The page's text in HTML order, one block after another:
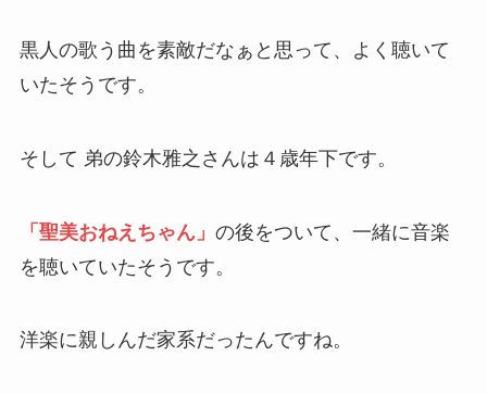
黒人の歌う曲を素敵だなぁと思って、よく聴いて
いたそうです。
そして 弟の鈴木雅之さんは４歳年下です。
「聖美おねえちゃん」 の後をついて、一緒に音楽
を聴いていたそうです。
洋楽に親しんだ家系だったんですね。